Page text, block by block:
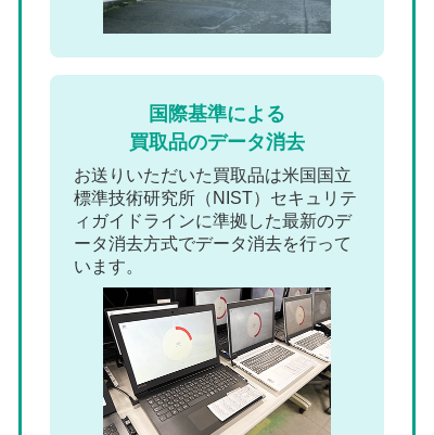
国際基準による
買取品のデータ消去
お送りいただいた買取品は米国国立
標準技術研究所（NIST）セキュリテ
ィガイドラインに準拠した最新のデ
ータ消去方式でデータ消去を行って
います。